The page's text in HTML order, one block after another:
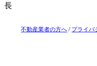
長
不動産業者の方へ / プライバ